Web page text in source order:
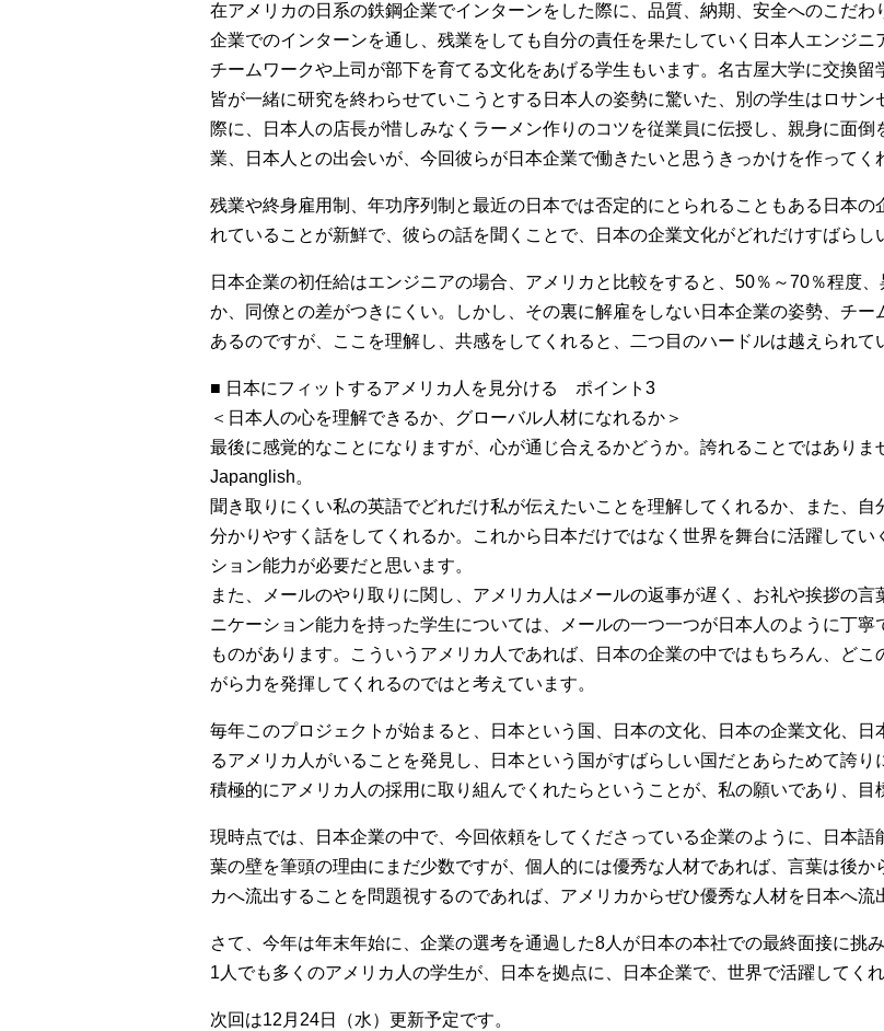
在アメリカの日系の鉄鋼企業でインターンをした際に、品質、納期、安全へのこだ
企業でのインターンを通し、残業をしても自分の責任を果たしていく日本人エンジニ
チームワークや上司が部下を育てる文化をあげる学生もいます。名古屋大学に交換留
皆が一緒に研究を終わらせていこうとする日本人の姿勢に驚いた、別の学生はロサ
際に、日本人の店長が惜しみなくラーメン作りのコツを従業員に伝授し、親身に面
業、日本人との出会いが、今回彼らが日本企業で働きたいと思うきっかけを作ってく
残業や終身雇用制、年功序列制と最近の日本では否定的にとられることもある日本の
れていることが新鮮で、彼らの話を聞くことで、日本の企業文化がどれだけすばらし
日本企業の初任給はエンジニアの場合、アメリカと比較をすると、50％～70％程度
か、同僚との差がつきにくい。しかし、その裏に解雇をしない日本企業の姿勢、チ
あるのですが、ここを理解し、共感をしてくれると、二つ目のハードルは越えられて
■ 日本にフィットするアメリカ人を見分ける ポイント3
＜日本人の心を理解できるか、グローバル人材になれるか＞
最後に感覚的なことになりますが、心が通じ合えるかどうか。誇れることではあり
Japanglish。
聞き取りにくい私の英語でどれだけ私が伝えたいことを理解してくれるか、また、自
分かりやすく話をしてくれるか。これから日本だけではなく世界を舞台に活躍して
ション能力が必要だと思います。
また、メールのやり取りに関し、アメリカ人はメールの返事が遅く、お礼や挨拶の
ニケーション能力を持った学生については、メールの一つ一つが日本人のように丁寧
ものがあります。こういうアメリカ人であれば、日本の企業の中ではもちろん、ど
がら力を発揮してくれるのではと考えています。
毎年このプロジェクトが始まると、日本という国、日本の文化、日本の企業文化、
るアメリカ人がいることを発見し、日本という国がすばらしい国だとあらためて誇
積極的にアメリカ人の採用に取り組んでくれたらということが、私の願いであり、目
現時点では、日本企業の中で、今回依頼をしてくださっている企業のように、日本
葉の壁を筆頭の理由にまだ少数ですが、個人的には優秀な人材であれば、言葉は後
カへ流出することを問題視するのであれば、アメリカからぜひ優秀な人材を日本へ流
さて、今年は年末年始に、企業の選考を通過した8人が日本の本社での最終面接に挑み
1人でも多くのアメリカ人の学生が、日本を拠点に、日本企業で、世界で活躍してく
次回は12月24日（水）更新予定です。